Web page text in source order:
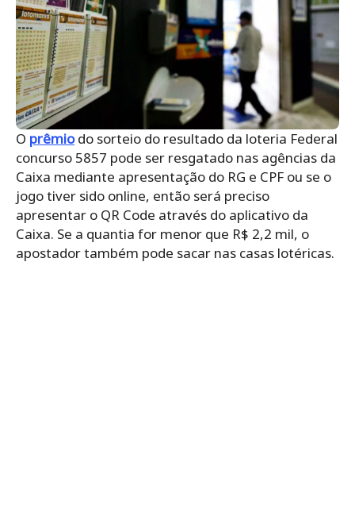
O prêmiodo sorteio do resultado da loteria Federal
concurso 5857 pode ser resgatado nas agências da
Caixa mediante apresentação do RG e CPF ou se o
jogo tiver sido online, então será preciso
apresentar o QR Code através do aplicativo da
Caixa. Se a quantia for menor que R$ 2,2 mil, o
apostador também pode sacar nas casas lotéricas.